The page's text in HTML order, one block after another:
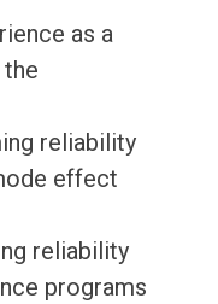
as a
reliability
effect
reliability
programs